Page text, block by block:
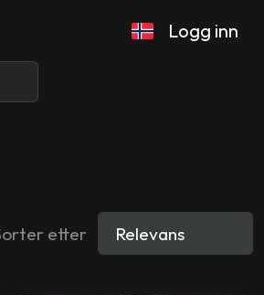
Logg inn
etter